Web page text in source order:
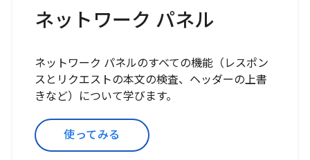
ネットワーク パネル
ネットワーク パネルのすべての機能（レスポン
スとリクエストの本文の検査、ヘッダーの上書
きなど）について学びます。
使ってみる